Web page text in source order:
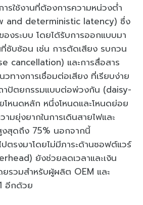
รใช้งานที่ต้องการความหน่วงต่ำ
and deterministic latency) ซึ่ง
งระบบ โดยได้รับการออกแบบมา
ที่ซับซ้อน เช่น การตัดเสียง รบกวน
cancellation) และการสื่อสาร
ทางการเชื่อมต่อเสียง ที่เรียบง่าย
าปัตยกรรมแบบต่อพ่วงกัน (daisy-
หนดหลัก หนึ่งโหนดและโหนดย่อย
มยุ่งยากในการเดินสายไฟและ
สุดถึง 75% นอกจากนี้
ตรงมาโดยไม่มีภาระด้านซอฟต์แวร์
ยังช่วยลดเวลาและเงิน
รวมสำหรับผู้ผลิต OEM และ
อีกด้วย